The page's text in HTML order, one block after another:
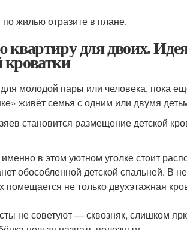
жилью отразите в плане.
квартиру для двоих.
молодой пары или человека, пока
живёт семья с одним или двумя
становится размещение детской
в этом уютном уголке стоит
обособленной детской спальней. В
помещается не только двухэтажная
не советуют — сквозняк, слишком